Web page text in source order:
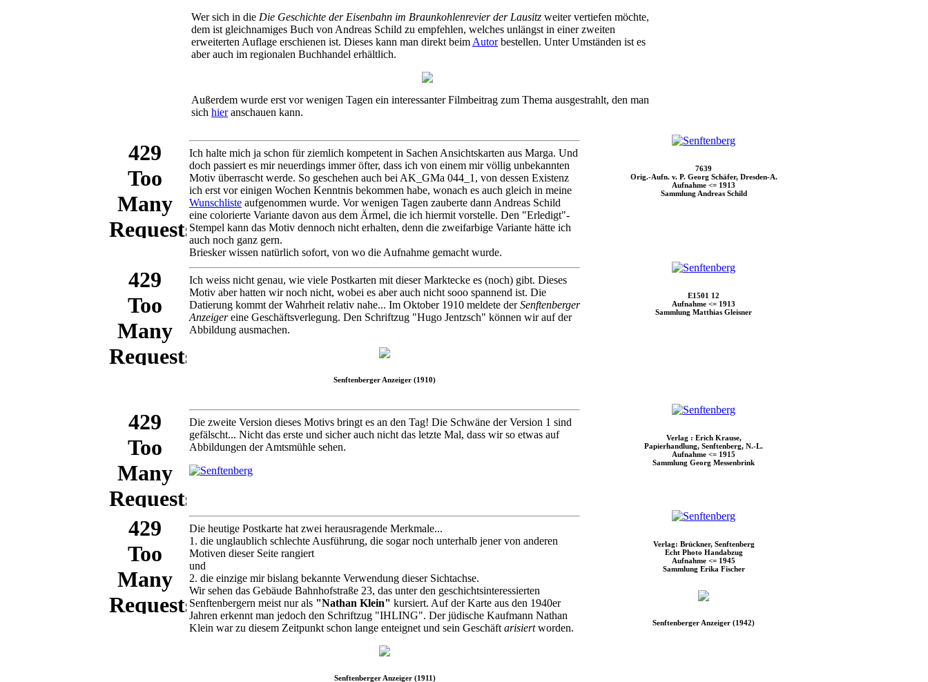
Wer sich in die Die Geschichte der Eisenbahn im Braunkohlenrevier der Lausitz weiter vertiefen möchte,
dem ist gleichnamiges Buch von Andreas Schild zu empfehlen, welches unlängst in einer zweiten
erweiterten Auflage erschienen ist. Dieses kann man direkt beim Autorbestellen. Unter Umständen ist es
aber auch im regionalen Buchhandel erhältlich.
Außerdem wurde erst vor wenigen Tagen ein interessanter Filmbeitrag zum Thema ausgestrahlt, den man
sich hieranschauen kann.
Ich halte mich ja schon für ziemlich kompetent in Sachen Ansichtskarten aus Marga. Und
doch passiert es mir neuerdings immer öfter, dass ich von einem mir völlig unbekannten
Motiv überrascht werde. So geschehen auch bei AK_GMa 044_1, von dessen Existenz
ich erst vor einigen Wochen Kenntnis bekommen habe, wonach es auch gleich in meine
Wunschliste aufgenommen wurde. Vor wenigen Tagen zauberte dann Andreas Schild
eine colorierte Variante davon aus dem Ärmel, die ich hiermit vorstelle. Den "Erledigt"-
Stempel kann das Motiv dennoch nicht erhalten, denn die zweifarbige Variante hätte ich
auch noch ganz gern.
Briesker wissen natürlich sofort, von wo die Aufnahme gemacht wurde.
7639
Orig.-Aufn. v. P. Georg Schäfer, Dresden-A.
Aufnahme <= 1913
Sammlung Andreas Schild
Ich weiss nicht genau, wie viele Postkarten mit dieser Marktecke es (noch) gibt. Dieses
Motiv aber hatten wir noch nicht, wobei es aber auch nicht sooo spannend ist. Die
Datierung kommt der Wahrheit relativ nahe... Im Oktober 1910 meldete derSenftenberger
Anzeigereine Geschäftsverlegung. Den Schriftzug "Hugo Jentzsch" können wir auf der
Abbildung ausmachen.
Senftenberger Anzeiger (1910)
E1501 12
Aufnahme <= 1913
Sammlung Matthias Gleisner
Die zweite Version dieses Motivs bringt es an den Tag! Die Schwäne der Version 1 sind
gefälscht... Nicht das erste und sicher auch nicht das letzte Mal, dass wir so etwas auf
Abbildungen der Amtsmühle sehen.
Verlag : Erich Krause,
Papierhandlung, Senftenberg, N.-L.
Aufnahme <= 1915
Sammlung Georg Messenbrink
Die heutige Postkarte hat zwei herausragende Merkmale...
1. die unglaublich schlechte Ausführung, die sogar noch unterhalb jener von anderen
Motiven dieser Seite rangiert
und
2. die einzige mir bislang bekannte Verwendung dieser Sichtachse.
Wir sehen das Gebäude Bahnhofstraße 23, das unter den geschichtsinteressierten
Senftenbergern meist nur als "Nathan Klein" kursiert. Auf der Karte aus den 1940er
Jahren erkennt man jedoch den Schriftzug "IHLING". Der jüdische Kaufmann Nathan
Klein war zu diesem Zeitpunkt schon lange enteignet und sein Geschäft arisiertworden.
Senftenberger Anzeiger (1911)
Verlag: Brückner, Senftenberg
Echt Photo Handabzug
Aufnahme <= 1945
Sammlung Erika Fischer
Senftenberger Anzeiger (1942)